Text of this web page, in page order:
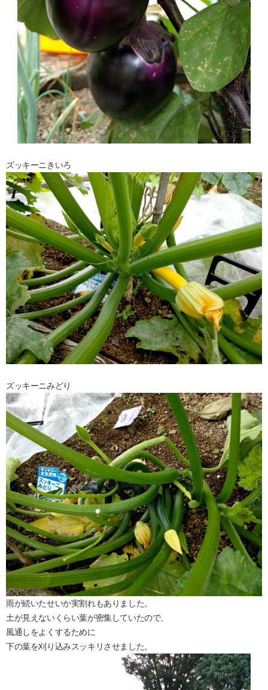
ズッキーニきいろ
ズッキーニみどり
雨が続いたせいか実割れもありました。
土が見えないくらい葉が密集していたので、
風通しをよくするために
下の葉を刈り込みスッキリさせました。